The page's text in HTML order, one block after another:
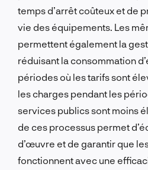
temps d’arrêt coûteux et de
vie des équipements. Les
permettent également la
réduisant la consommation
périodes où les tarifs sont
les charges pendant les
services publics sont moins
de ces processus permet
d’œuvre et de garantir que
fonctionnent avec une